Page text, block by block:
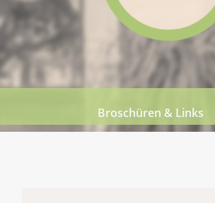
Broschüren & Links